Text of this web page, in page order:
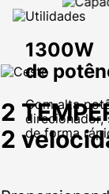
1300W
de
Com alta
direcionador,
de forma
2
2